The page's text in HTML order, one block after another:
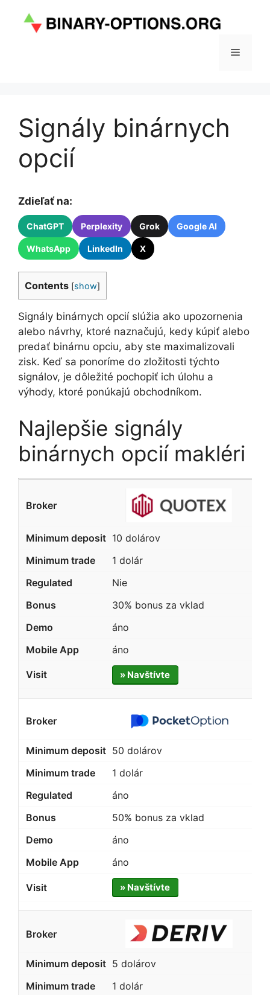
Menu
Signály binárnych
opcií
Zdieľať na:
ChatGPT Perplexity Grok Google AI
WhatsApp LinkedIn X
Contents [show]
Signály binárnych opcií slúžia ako upozornenia
alebo návrhy, ktoré naznačujú, kedy kúpiť alebo
predať binárnu opciu, aby ste maximalizovali
zisk. Keď sa ponoríme do zložitosti týchto
signálov, je dôležité pochopiť ich úlohu a
výhody, ktoré ponúkajú obchodníkom.
Najlepšie signály
binárnych opcií makléri
10 dolárov
1 dolár
Nie
30% bonus za vklad
áno
áno
» Navštívte
50 dolárov
1 dolár
áno
50% bonus za vklad
áno
áno
» Navštívte
5 dolárov
1 dolár